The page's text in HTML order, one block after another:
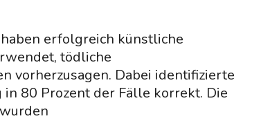
erfolgreich künstliche
tödliche
vorherzusagen. Dabei identifizierte
80 Prozent der Fälle korrekt. Die